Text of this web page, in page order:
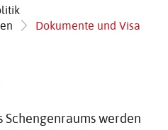
Dokumente und Visa
Schengenraums werden